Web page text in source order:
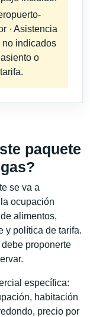
· Asistencia
no indicados
o
paquete
se va a
ocupación
alimentos,
y política de tarifa.
proponerte
específica:
habitación
precio por